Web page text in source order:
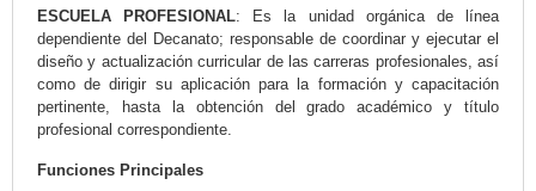
ESCUELA PROFESIONAL: Es la unidad orgánica de línea
dependiente del Decanato; responsable de coordinar y ejecutar el
diseño y actualización curricular de las carreras profesionales, así
como de dirigir su aplicación para la formación y capacitación
pertinente, hasta la obtención del grado académico y título
profesional correspondiente.
Funciones Principales